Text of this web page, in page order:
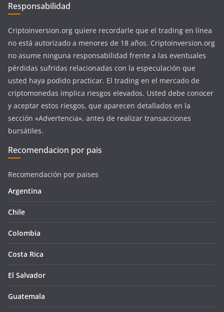
Responsabilidad
Criptoinversion.org quiere recordarle que el trading en línea
no está autorizado a menores de 18 años. Criptoinversion.org
no asume ninguna responsabilidad frente a las eventuales
pérdidas sufridas relacionadas con la especulación que
usted haya podido practicar. El trading en el mercado de
criptomonedas implica riesgos elevados. Usted debe conocer
y aceptar estos riesgos, que aparecen detallados en la
sección «Advertencia», antes de realizar transacciones
bursátiles.
Recomendacion por pais
Recomendación por paises
Argentina
Chile
Colombia
Costa Rica
El Salvador
Guatemala